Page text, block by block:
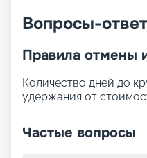
Вопросы-
Правила отмены
Количество дней до
удержания от
Частые вопросы